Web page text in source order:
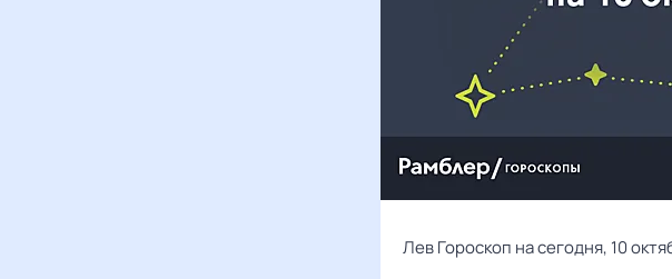
Лев Гороскоп на сегодня, 10